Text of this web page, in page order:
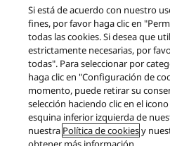
Facebook X YouTube
Filosofía de la técnica
Términos de
Contacto
Política de
Reportar barreras
EU Data
Area/
Copyright © 2026
Si está de acuerdo con nuestro
fines, por favor haga clic en
todas las cookies. Si desea que
estrictamente necesarias, por
todas". Para seleccionar por
haga clic en "Configuración de
momento, puede retirar su
selección haciendo clic en el
esquina inferior izquierda de
nuestra Política de cookiesy